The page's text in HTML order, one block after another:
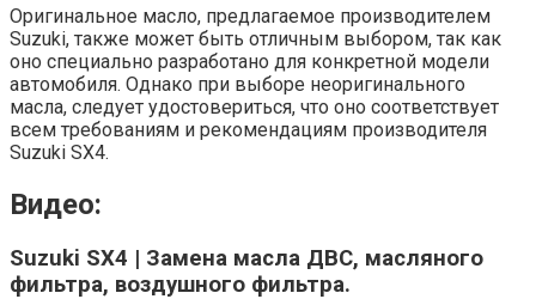
Оригинальное масло, предлагаемое производителем
Suzuki, также может быть отличным выбором, так как
оно специально разработано для конкретной модели
автомобиля. Однако при выборе неоригинального
масла, следует удостовериться, что оно соответствует
всем требованиям и рекомендациям производителя
Suzuki SX4.
Видео:
Suzuki SX4 | Замена масла ДВС, масляного
фильтра, воздушного фильтра.